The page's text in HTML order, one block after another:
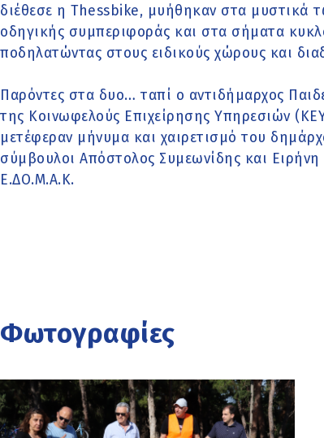
διέθεσε η Thessbike, μυήθηκαν στα μυστικά
οδηγικής συμπεριφοράς και στα σήματα
ποδηλατώντας στους ειδικούς χώρους και
Παρόντες στα δυο… ταπί ο αντιδήμαρχος
της Κοινωφελούς Επιχείρησης Υπηρεσιών
μετέφεραν μήνυμα και χαιρετισμό του
σύμβουλοι Απόστολος Συμεωνίδης και
Ε.ΔΟ.Μ.Α.Κ.
Φωτογραφίες